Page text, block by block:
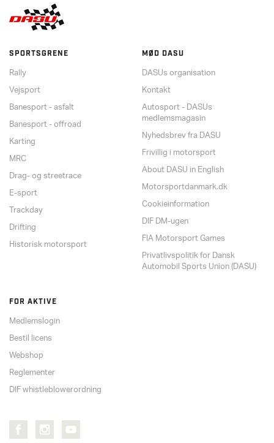
SPORTSGRENE
Rally
Vejsport
Banesport - asfalt
Banesport - offroad
Karting
MRC
Drag- og streetrace
E-sport
Trackday
Drifting
Historisk motorsport
MØD DASU
DASUs organisation
Kontakt
Autosport - DASUs
medlemsmagasin
Nyhedsbrev fra DASU
Frivillig i motorsport
About DASU in English
Motorsportdanmark.dk
Cookieinformation
DIF DM-ugen
FIA Motorsport Games
Privatlivspolitik for Dansk
Automobil Sports Union (DASU)
FOR AKTIVE
Medlemslogin
Bestil licens
Webshop
Reglementer
DIF whistleblowerordning